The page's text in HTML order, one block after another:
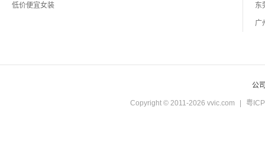
低价便宜女装
公
Copyright © 2011-2026 vvic.com | 粤